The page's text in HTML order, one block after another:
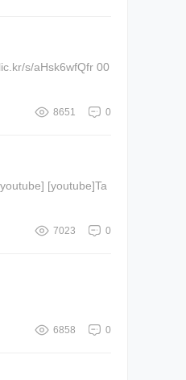
0
8651
0
7023
0
6858